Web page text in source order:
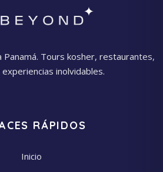
Tours kosher, restaurantes,
inolvidables.
RÁPIDOS
Inicio